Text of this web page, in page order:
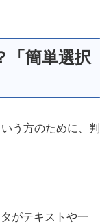
「簡単選択
う方のために、判
がテキストや一